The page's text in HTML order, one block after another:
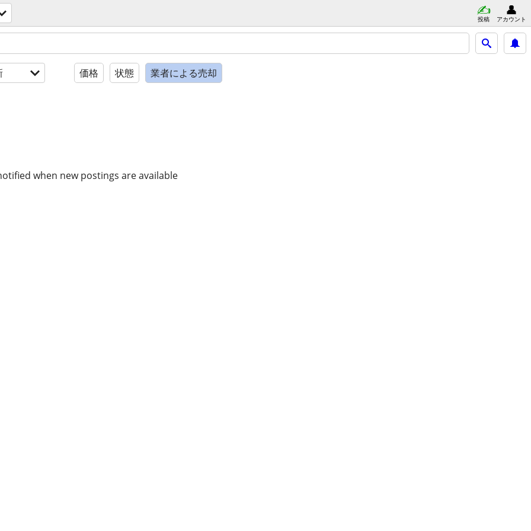
投稿 アカウント
価格 状態 業者による売却
when new postings are available